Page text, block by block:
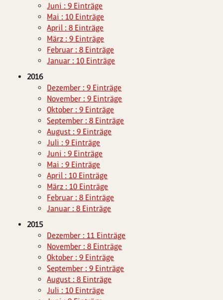
Juni : 9 Einträge
Mai : 10 Einträge
April : 8 Einträge
März : 9 Einträge
Februar : 8 Einträge
Januar : 10 Einträge
2016
Dezember : 9 Einträge
November : 9 Einträge
Oktober : 9 Einträge
September : 8 Einträge
August : 9 Einträge
Juli : 9 Einträge
Juni : 9 Einträge
Mai : 9 Einträge
April : 10 Einträge
März : 10 Einträge
Februar : 8 Einträge
Januar : 8 Einträge
2015
Dezember : 11 Einträge
November : 8 Einträge
Oktober : 9 Einträge
September : 9 Einträge
August : 8 Einträge
Juli : 10 Einträge